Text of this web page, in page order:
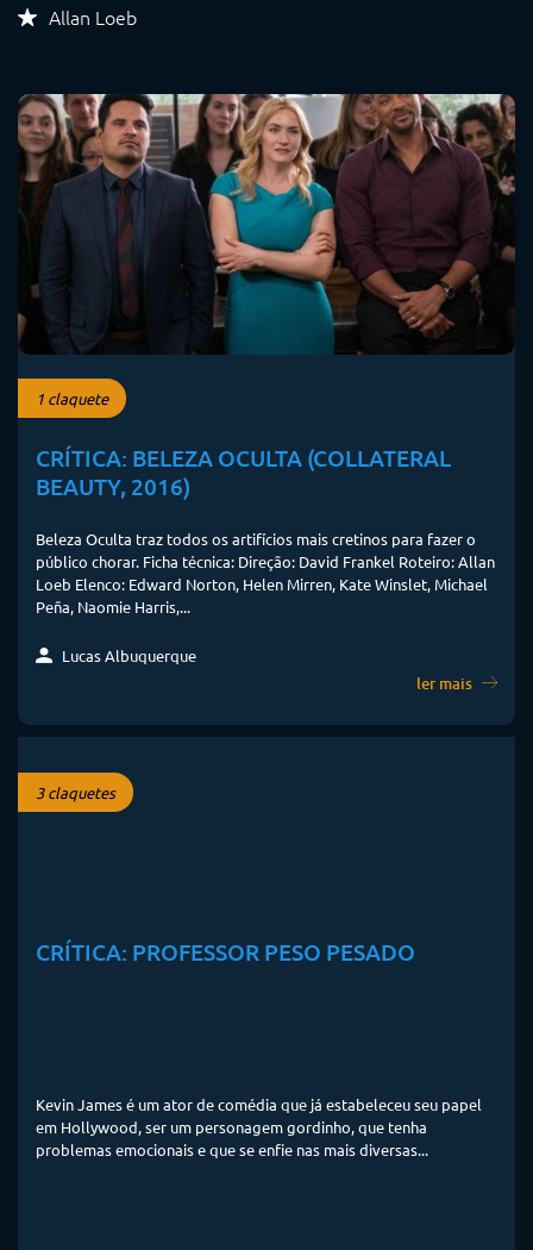
Allan Loeb
1 claquete
CRÍTICA: BELEZA OCULTA (COLLATERAL
BEAUTY, 2016)
Beleza Oculta traz todos os artifícios mais cretinos para fazer o
público chorar. Ficha técnica: Direção: David Frankel Roteiro: Allan
Loeb Elenco: Edward Norton, Helen Mirren, Kate Winslet, Michael
Peña, Naomie Harris,...
Lucas Albuquerque
ler mais
3 claquetes
CRÍTICA: PROFESSOR PESO PESADO
Kevin James é um ator de comédia que já estabeleceu seu papel
em Hollywood, ser um personagem gordinho, que tenha
problemas emocionais e que se enfie nas mais diversas...